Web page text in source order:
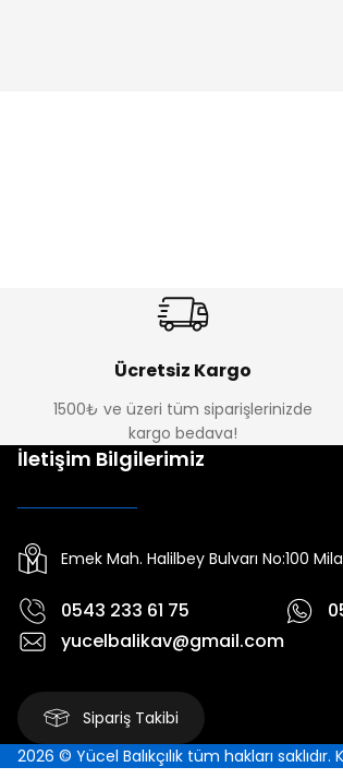
Ücretsiz Kargo
1500₺ ve üzeri tüm siparişlerinizde
kargo bedava!
İletişim Bilgilerimiz
Emek Mah. Halilbey Bulvarı No:100
0543 233 61 75
yucelbalikav@gmail.com
Sipariş Takibi
2026 © Yücel Balıkçılık tüm hakları